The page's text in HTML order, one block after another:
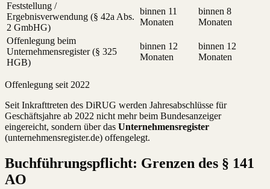
Feststellung /
Ergebnisverwendung (§ 42a Abs.
2 GmbHG)
binnen 11
Monaten
binnen 8
Monaten
Offenlegung beim
Unternehmensregister (§ 325
HGB)
binnen 12
Monaten
binnen 12
Monaten
Offenlegung seit 2022
Seit Inkrafttreten des DiRUG werden Jahresabschlüsse für
Geschäftsjahre ab 2022 nicht mehr beim Bundesanzeiger
eingereicht, sondern über das Unternehmensregister
(unternehmensregister.de) offengelegt.
Buchführungspflicht: Grenzen des § 141
AO